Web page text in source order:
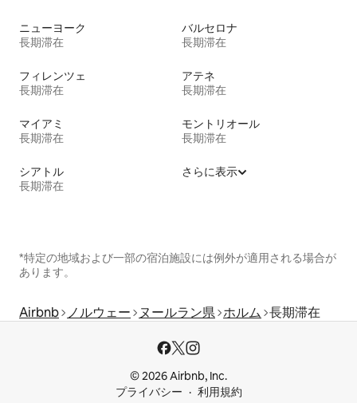
ニューヨーク
長期滞在
バルセロナ
長期滞在
フィレンツェ
長期滞在
アテネ
長期滞在
マイアミ
長期滞在
モントリオール
長期滞在
シアトル
長期滞在
さらに表示
*特定の地域および一部の宿泊施設には例外が適用される場合が
あります。
Airbnb ノルウェー ヌールラン県 ホルム 長期滞在
© 2026 Airbnb, Inc.
プライバシー
利用規約